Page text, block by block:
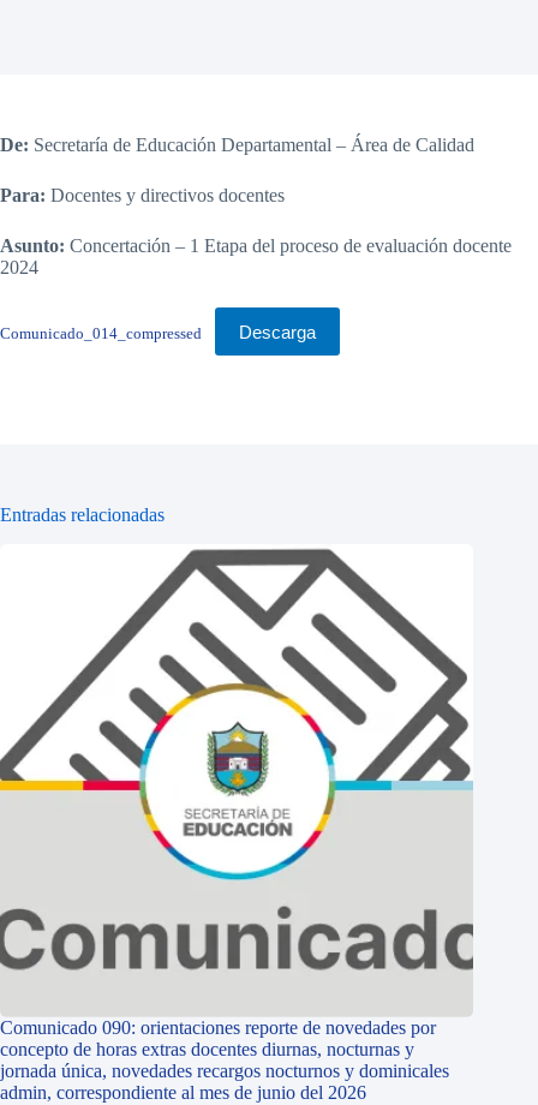
De: Secretaría de Educación Departamental – Área de Calidad
Para: Docentes y directivos docentes
Asunto: Concertación – 1 Etapa del proceso de evaluación docente
2024
Comunicado_014_compressed Descarga
Entradas relacionadas
Comunicado 090: orientaciones reporte de novedades por
concepto de horas extras docentes diurnas, nocturnas y
jornada única, novedades recargos nocturnos y dominicales
admin, correspondiente al mes de junio del 2026